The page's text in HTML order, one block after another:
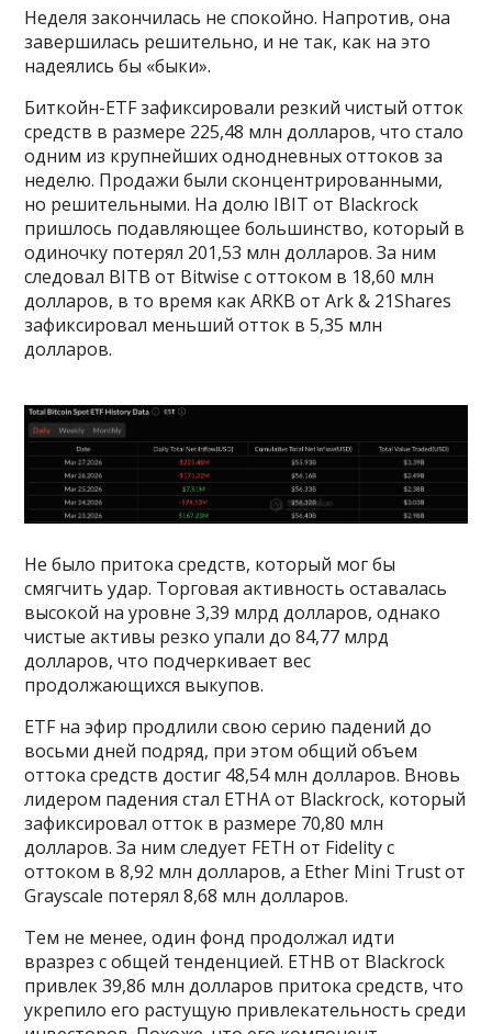
Неделя закончилась не спокойно. Напротив, она
завершилась решительно, и не так, как на это
надеялись бы «быки».
Биткойн-ETF зафиксировали резкий чистый отток
средств в размере 225,48 млн долларов, что стало
одним из крупнейших однодневных оттоков за
неделю. Продажи были сконцентрированными,
но решительными. На долю IBIT от Blackrock
пришлось подавляющее большинство, который в
одиночку потерял 201,53 млн долларов. За ним
следовал BITB от Bitwise с оттоком в 18,60 млн
долларов, в то время как ARKB от Ark & 21Shares
зафиксировал меньший отток в 5,35 млн
долларов.
Не было притока средств, который мог бы
смягчить удар. Торговая активность оставалась
высокой на уровне 3,39 млрд долларов, однако
чистые активы резко упали до 84,77 млрд
долларов, что подчеркивает вес
продолжающихся выкупов.
ETF на эфир продлили свою серию падений до
восьми дней подряд, при этом общий объем
оттока средств достиг 48,54 млн долларов. Вновь
лидером падения стал ETHA от Blackrock, который
зафиксировал отток в размере 70,80 млн
долларов. За ним следует FETH от Fidelity с
оттоком в 8,92 млн долларов, а Ether Mini Trust от
Grayscale потерял 8,68 млн долларов.
Тем не менее, один фонд продолжал идти
вразрез с общей тенденцией. ETHB от Blackrock
привлек 39,86 млн долларов притока средств, что
укрепило его растущую привлекательность среди